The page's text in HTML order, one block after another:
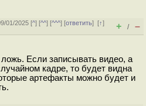
01/2025 [^] [^^] [^^^] [ответить][↑]
+ / –
Если записывать видео, а
кадре, то будет видна
артефакты можно будет и